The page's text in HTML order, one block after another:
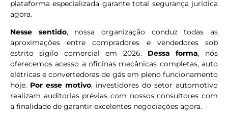
plataforma especializada garante total segurança jurídica
agora.
Nesse sentido, nossa organização conduz todas as
aproximações entre compradores e vendedores sob
estrito sigilo comercial em 2026. Dessa forma, nós
oferecemos acesso a oficinas mecânicas completas, auto
elétricas e convertedoras de gás em pleno funcionamento
hoje. Por esse motivo, investidores do setor automotivo
realizam auditorias prévias com nossos consultores com
a finalidade de garantir excelentes negociações agora.